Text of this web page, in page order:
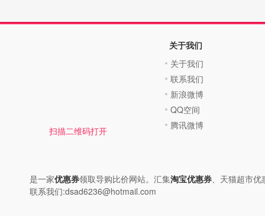
扫描二维码打开
关于我们
关于我们
联系我们
新浪微博
QQ空间
腾讯微博
是一家优惠券领取导购比价网站。汇集淘宝优惠券、天猫超市优
联系我们:dsad6236@hotmail.com